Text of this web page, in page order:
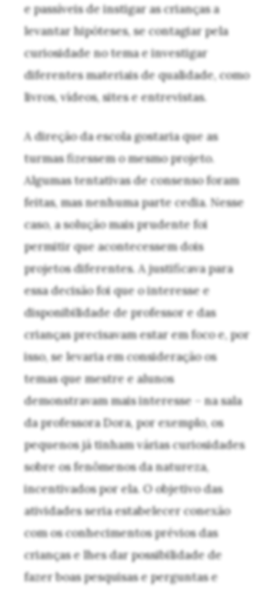
e passíveis de instigar as crianças a
levantar hipóteses, se contagiar pela
curiosidade no tema e investigar
diferentes materiais de qualidade, como
livros, vídeos, sites e entrevistas.
A direção da escola gostaria que as
turmas fizessem o mesmo projeto.
Algumas tentativas de consenso foram
feitas, mas nenhuma parte cedia. Nesse
caso, a solução mais prudente foi
permitir que acontecessem dois
projetos diferentes. A justificava para
essa decisão foi que o interesse e
disponibilidade de professor e das
crianças precisavam estar em foco e, por
isso, se levaria em consideração os
temas que mestre e alunos
demonstravam mais interesse – na sala
da professora Dora, por exemplo, os
pequenos já tinham várias curiosidades
sobre os fenômenos da natureza,
incentivados por ela. O objetivo das
atividades seria estabelecer conexão
com os conhecimentos prévios das
crianças e lhes dar possibilidade de
fazer boas pesquisas e perguntas e